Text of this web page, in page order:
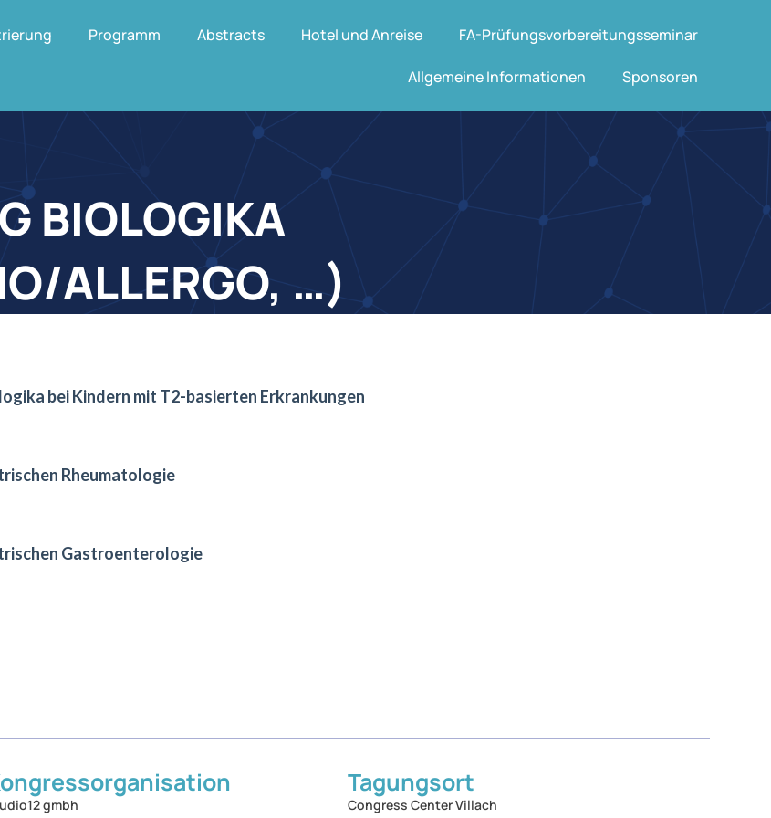
Programm Abstracts Hotel und Anreise FA-Prüfungsvorbereitungsseminar
Allgemeine Informationen Sponsoren
BIOLOGIKA
ALLERGO, …)
bei Kindern mit T2-basierten Erkrankungen
Rheumatologie
Gastroenterologie
gmbh
Tagungsort
Congress Center Villach